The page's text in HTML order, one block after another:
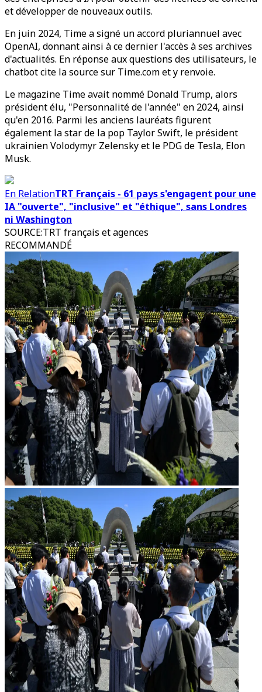
et développer de nouveaux outils.
En juin 2024, Time a signé un accord pluriannuel avec
OpenAI, donnant ainsi à ce dernier l'accès à ses archives
d'actualités. En réponse aux questions des utilisateurs, le
chatbot cite la source sur Time.com et y renvoie.
Le magazine Time avait nommé Donald Trump, alors
président élu, "Personnalité de l'année" en 2024, ainsi
qu'en 2016. Parmi les anciens lauréats figurent
également la star de la pop Taylor Swift, le président
ukrainien Volodymyr Zelensky et le PDG de Tesla, Elon
Musk.
En RelationTRT Français - 61 pays s'engagent pour une
IA "ouverte", "inclusive" et "éthique", sans Londres
ni Washington
SOURCE:TRT français et agences
RECOMMANDÉ